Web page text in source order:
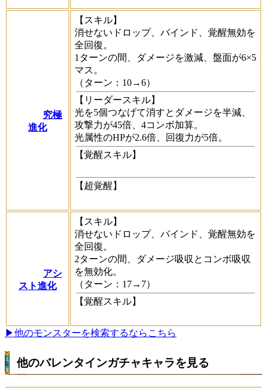
究極
進化
【スキル】
消せないドロップ、バインド、覚醒無効を
全回復。
1ターンの間、ダメージを激減、盤面が6×5
マス。
（ターン：10→6）
【リーダースキル】
光を5個つなげて消すとダメージを半減、
攻撃力が45倍、4コンボ加算。
光属性のHPが2.6倍、回復力が5倍。
【覚醒スキル】
【超覚醒】
アシ
スト進化
【スキル】
消せないドロップ、バインド、覚醒無効を
全回復。
2ターンの間、ダメージ吸収とコンボ吸収
を無効化。
（ターン：17→7）
【覚醒スキル】
▶他のモンスターを検索するならこちら
他のバレンタインガチャキャラを見る